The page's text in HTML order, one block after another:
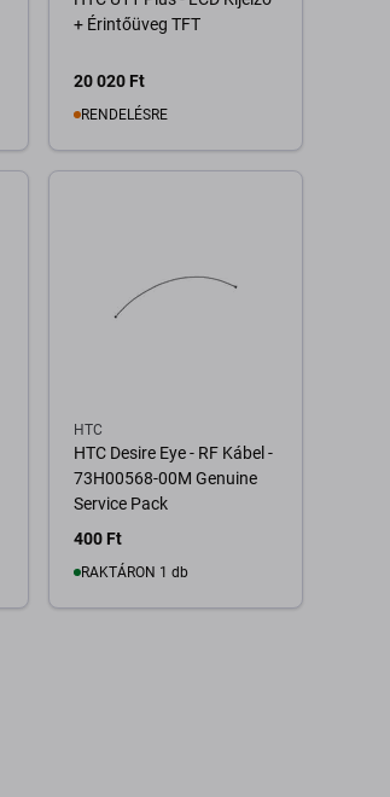
+ Érintőüveg TFT
20 020 Ft
RENDELÉSRE
HTC
HTC Desire Eye - RF Kábel -
73H00568-00M Genuine
Service Pack
400 Ft
RAKTÁRON 1 db